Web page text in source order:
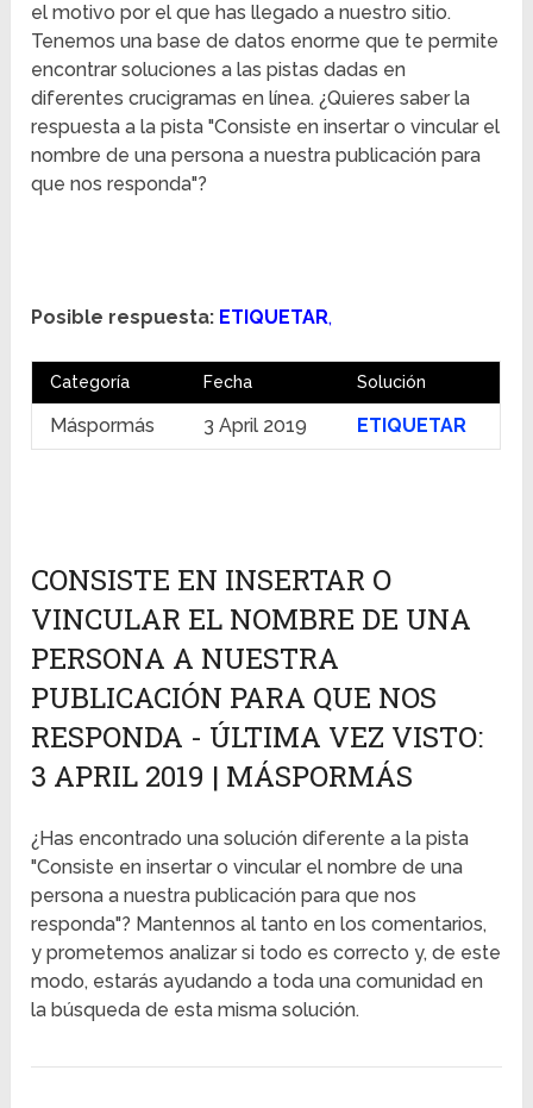
el motivo por el que has llegado a nuestro sitio.
Tenemos una base de datos enorme que te permite
encontrar soluciones a las pistas dadas en
diferentes crucigramas en línea. ¿Quieres saber la
respuesta a la pista "Consiste en insertar o vincular el
nombre de una persona a nuestra publicación para
que nos responda"?
Posible respuesta: ETIQUETAR,
Categoría Fecha Solución
Máspormás 3 April 2019 ETIQUETAR
CONSISTE EN INSERTAR O
VINCULAR EL NOMBRE DE UNA
PERSONA A NUESTRA
PUBLICACIÓN PARA QUE NOS
RESPONDA - ÚLTIMA VEZ VISTO:
3 APRIL 2019 | MÁSPORMÁS
¿Has encontrado una solución diferente a la pista
"Consiste en insertar o vincular el nombre de una
persona a nuestra publicación para que nos
responda"? Mantennos al tanto en los comentarios,
y prometemos analizar si todo es correcto y, de este
modo, estarás ayudando a toda una comunidad en
la búsqueda de esta misma solución.